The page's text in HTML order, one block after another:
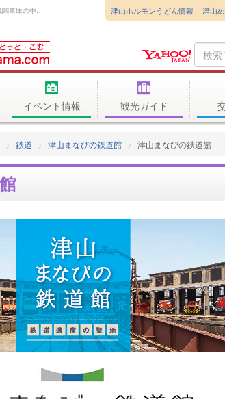
津山まなびの鉄道館は、わが国に現存する扇形機関車庫の中で2番目の規模をほこる「... 津山ホルモンうどん情報 津山
Search
Query
イベント情報 観光ガイド
鉄道 津山まなびの鉄道館 津山まなびの鉄道館